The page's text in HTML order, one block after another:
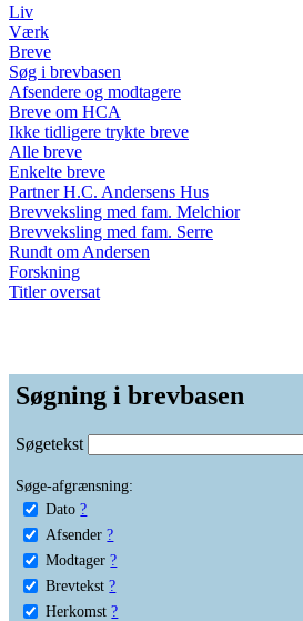
Liv
Værk
Breve
Søg i brevbasen
Afsendere og modtagere
Breve om HCA
Ikke tidligere trykte breve
Alle breve
Enkelte breve
Partner H.C. Andersens Hus
Brevveksling med fam. Melchior
Brevveksling med fam. Serre
Rundt om Andersen
Forskning
Titler oversat
Søgning i brevbasen
Søgetekst
Søge-afgrænsning:
Dato ?
Afsender ?
Modtager ?
Brevtekst ?
Herkomst ?